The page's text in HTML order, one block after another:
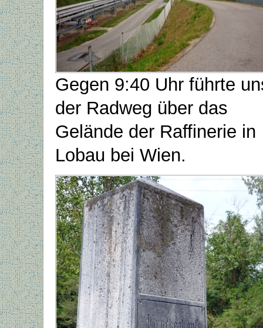
Gegen 9:40 Uhr führte
der Radweg über das
Gelände der Raffinerie in
Lobau bei Wien.